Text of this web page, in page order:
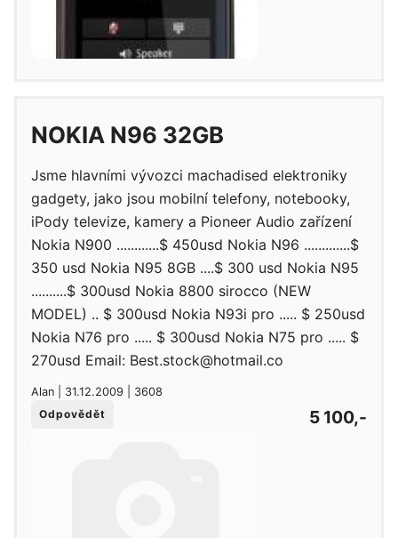
NOKIA N96 32GB
Jsme hlavními vývozci machadised elektroniky
gadgety, jako jsou mobilní telefony, notebooky,
iPody televize, kamery a Pioneer Audio zařízení
Nokia N900 ............$ 450usd Nokia N96 .............$
350 usd Nokia N95 8GB ....$ 300 usd Nokia N95
..........$ 300usd Nokia 8800 sirocco (NEW
MODEL) .. $ 300usd Nokia N93i pro ..... $ 250usd
Nokia N76 pro ..... $ 300usd Nokia N75 pro ..... $
270usd Email: Best.stock@hotmail.co
Alan | 31.12.2009 | 3608
Odpovědět
5 100,-